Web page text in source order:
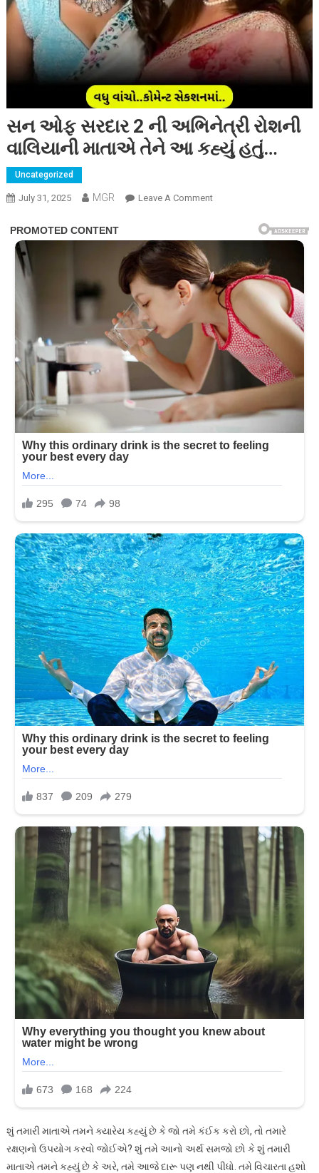
સન ઓફ સરદાર 2 ની અભિનેત્રી રોશની
વાલિયાની માતાએ તેને આ કહ્યું હતું…
Uncategorized
July 31, 2025 MGR Leave A CommentOn
ની
અભિનેત્રી
રોશની
વાલિયાની
માતાએ
તેને
કહ્યું
હતું…
શું તમારી માતાએ તમને ક્યારેય કહ્યું છે કે જો તમે કંઈક કરો છો, તો તમારે
રક્ષણનો ઉપયોગ કરવો જોઈએ? શું તમે આનો અર્થ સમજો છો કે શું તમારી
માતાએ તમને કહ્યું છે કે અરે, તમે આજે દારૂ પણ નથી પીધો. તમે વિચારતા હશો